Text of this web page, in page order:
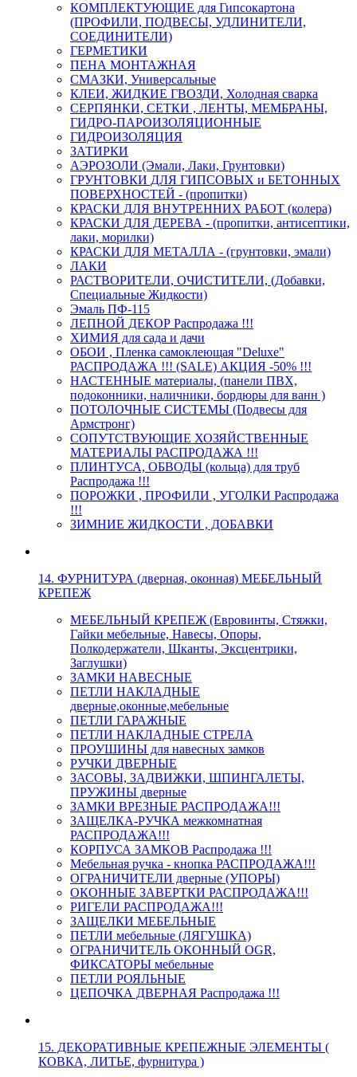
КОМПЛЕКТУЮЩИЕ для Гипсокартона
(ПРОФИЛИ, ПОДВЕСЫ, УДЛИНИТЕЛИ,
СОЕДИНИТЕЛИ)
ГЕРМЕТИКИ
ПЕНА МОНТАЖНАЯ
СМАЗКИ, Универсальные
КЛЕИ, ЖИДКИЕ ГВОЗДИ, Холодная сварка
СЕРПЯНКИ, СЕТКИ , ЛЕНТЫ, МЕМБРАНЫ,
ГИДРО-ПАРОИЗОЛЯЦИОННЫЕ
ГИДРОИЗОЛЯЦИЯ
ЗАТИРКИ
АЭРОЗОЛИ (Эмали, Лаки, Грунтовки)
ГРУНТОВКИ ДЛЯ ГИПСОВЫХ и БЕТОННЫХ
ПОВЕРХНОСТЕЙ - (пропитки)
КРАСКИ ДЛЯ ВНУТРЕННИХ РАБОТ (колера)
КРАСКИ ДЛЯ ДЕРЕВА - (пропитки, антисептики,
лаки, морилки)
КРАСКИ ДЛЯ МЕТАЛЛА - (грунтовки, эмали)
ЛАКИ
РАСТВОРИТЕЛИ, ОЧИСТИТЕЛИ, (Добавки,
Специальные Жидкости)
Эмаль ПФ-115
ЛЕПНОЙ ДЕКОР Распродажа !!!
ХИМИЯ для сада и дачи
ОБОИ , Пленка самоклеющая "Deluxe"
РАСПРОДАЖА !!! (SALE) АКЦИЯ -50% !!!
НАСТЕННЫЕ материалы, (панели ПВХ,
подоконники, наличники, бордюры для ванн )
ПОТОЛОЧНЫЕ СИСТЕМЫ (Подвесы для
Армстронг)
СОПУТСТВУЮЩИЕ ХОЗЯЙСТВЕННЫЕ
МАТЕРИАЛЫ РАСПРОДАЖА !!!
ПЛИНТУСА, ОБВОДЫ (кольца) для труб
Распродажа !!!
ПОРОЖКИ , ПРОФИЛИ , УГОЛКИ Распродажа
!!!
ЗИМНИЕ ЖИДКОСТИ , ДОБАВКИ
14. ФУРНИТУРА (дверная, оконная) МЕБЕЛЬНЫЙ
КРЕПЕЖ
МЕБЕЛЬНЫЙ КРЕПЕЖ (Евровинты, Стяжки,
Гайки мебельные, Навесы, Опоры,
Полкодержатели, Шканты, Эксцентрики,
Заглушки)
ЗАМКИ НАВЕСНЫЕ
ПЕТЛИ НАКЛАДНЫЕ
дверные,оконные,мебельные
ПЕТЛИ ГАРАЖНЫЕ
ПЕТЛИ НАКЛАДНЫЕ СТРЕЛА
ПРОУШИНЫ для навесных замков
РУЧКИ ДВЕРНЫЕ
ЗАСОВЫ, ЗАДВИЖКИ, ШПИНГАЛЕТЫ,
ПРУЖИНЫ дверные
ЗАМКИ ВРЕЗНЫЕ РАСПРОДАЖА!!!
ЗАЩЕЛКА-РУЧКА межкомнатная
РАСПРОДАЖА!!!
КОРПУСА ЗАМКОВ Распродажа !!!
Мебельная ручка - кнопка РАСПРОДАЖА!!!
ОГРАНИЧИТЕЛИ дверные (УПОРЫ)
ОКОННЫЕ ЗАВЕРТКИ РАСПРОДАЖА!!!
РИГЕЛИ РАСПРОДАЖА!!!
ЗАЩЕЛКИ МЕБЕЛЬНЫЕ
ПЕТЛИ мебельные (ЛЯГУШКА)
ОГРАНИЧИТЕЛЬ ОКОННЫЙ OGR,
ФИКСАТОРЫ мебельные
ПЕТЛИ РОЯЛЬНЫЕ
ЦЕПОЧКА ДВЕРНАЯ Распродажа !!!
15. ДЕКОРАТИВНЫЕ КРЕПЕЖНЫЕ ЭЛЕМЕНТЫ (
КОВКА, ЛИТЬЕ, фурнитура )